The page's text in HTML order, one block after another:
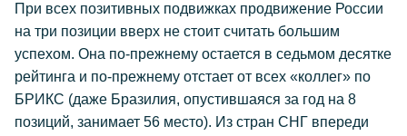
При всех позитивных подвижках продвижение России
на три позиции вверх не стоит считать большим
успехом. Она по-прежнему остается в седьмом десятке
рейтинга и по-прежнему отстает от всех «коллег» по
БРИКС (даже Бразилия, опустившаяся за год на 8
позиций, занимает 56 место). Из стран СНГ впереди